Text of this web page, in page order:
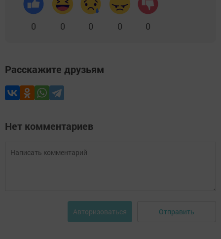
0 0 0 0 0
Расскажите друзьям
Нет комментариев
Авторизоваться Отправить